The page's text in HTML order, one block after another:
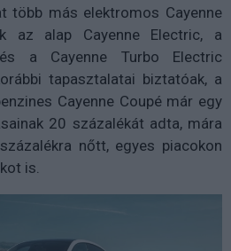
több más elektromos Cayenne
az alap Cayenne Electric, a
a Cayenne Turbo Electric
tapasztalatai biztatóak, a
Cayenne Coupé már egy
20 százalékát adta, mára
nőtt, egyes piacokon
is.